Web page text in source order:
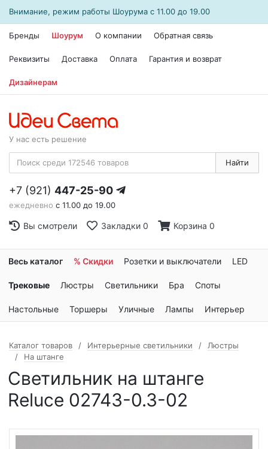
Внимание, режим работы Шоурума с 11.00 до 19.00
Бренды Шоурум О компании Обратная связь
Реквизиты Доставка Оплата Гарантия и возврат
Дизайнерам
У нас есть решение
Найти
+7 (921) 447-25-90
ежедневно с 11.00 до 19.00
Вы смотрели Закладки 0 Корзина 0
Весь каталог % Скидки Розетки и выключатели LED
Трековые Люстры Светильники Бра Споты
Настольные Торшеры Уличные Лампы Интерьер
Каталог товаров Интерьерные светильники
Люстры
На штанге
Светильник на штанге
Reluce 02743-0.3-02